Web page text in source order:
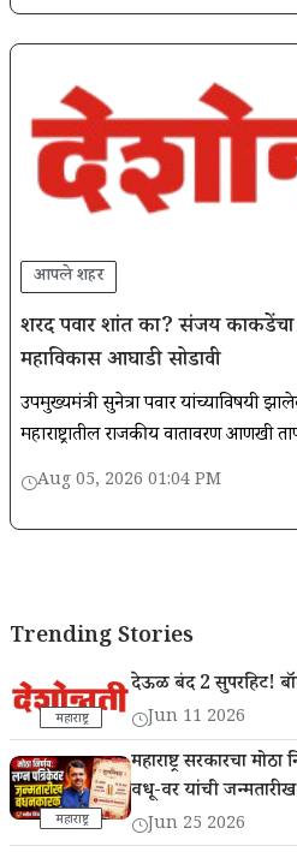
आपले शहर
शरद पवार शांत का? संजय काकडेंचा
महाविकास आघाडी सोडावी
उपमुख्यमंत्री सुनेत्रा पवार यांच्याविषयी
महाराष्ट्रातील राजकीय वातावरण आणखी
Aug 05, 2026 01:04 PM
Trending Stories
महाराष्ट्र
देऊळ बंद 2 सुपरहिट!
Jun 11 2026
महाराष्ट्र
महाराष्ट्र सरकारचा
वधू-वर यांची
Jun 25 2026